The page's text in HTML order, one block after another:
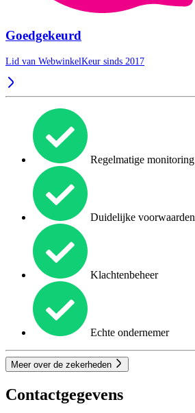
Goedgekeurd
Lid van WebwinkelKeur sinds 2017
Regelmatige monitoring
Duidelijke voorwaarden
Klachtenbeheer
Echte ondernemer
Meer over de zekerheden
Contactgegevens